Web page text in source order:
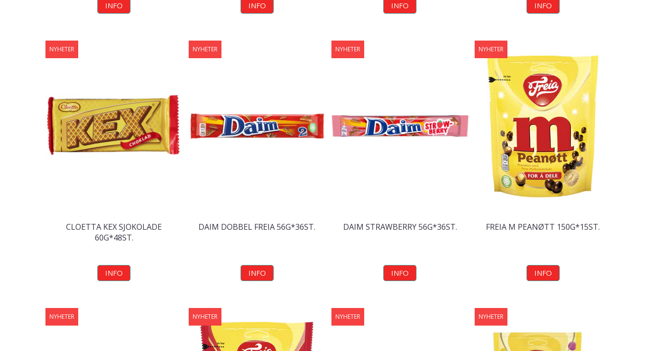
INFO INFO INFO INFO
NYHETER
CLOETTA KEX SJOKOLADE
60G*48ST.
INFO
NYHETER
DAIM DOBBEL FREIA 56G*36ST.
INFO
NYHETER
DAIM STRAWBERRY 56G*36ST.
INFO
NYHETER
FREIA M PEANØTT 150G*15ST.
INFO
NYHETER NYHETER NYHETER NYHETER